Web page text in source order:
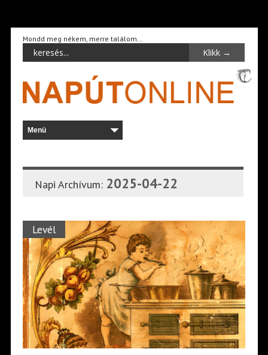
Mondd meg nékem, merre találom…
Napi Archívum: 2025-04-22
Levél